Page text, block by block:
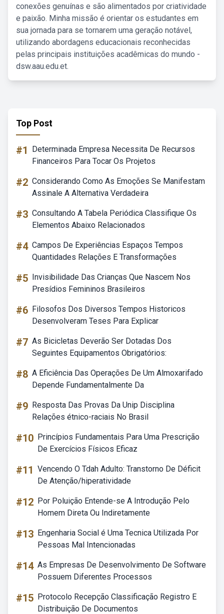
conexões genuínas e são alimentados por criatividade
e paixão. Minha missão é orientar os estudantes em
sua jornada para se tornarem uma geração notável,
utilizando abordagens educacionais reconhecidas
pelas principais instituições acadêmicas do mundo -
dsw.aau.edu.et.
Top Post
#1
Determinada Empresa Necessita De Recursos
Financeiros Para Tocar Os Projetos
#2 Considerando Como As Emoções Se Manifestam
Assinale A Alternativa Verdadeira
#3 Consultando A Tabela Periódica Classifique Os
Elementos Abaixo Relacionados
#4 Campos De Experiências Espaços Tempos
Quantidades Relações E Transformações
#5 Invisibilidade Das Crianças Que Nascem Nos
Presídios Femininos Brasileiros
#6 Filosofos Dos Diversos Tempos Historicos
Desenvolveram Teses Para Explicar
#7 As Bicicletas Deverão Ser Dotadas Dos
Seguintes Equipamentos Obrigatórios:
#8 A Eficiência Das Operações De Um Almoxarifado
Depende Fundamentalmente Da
#9 Resposta Das Provas Da Unip Disciplina
Relações étnico-raciais No Brasil
#10 Princípios Fundamentais Para Uma Prescrição
De Exercícios Físicos Eficaz
#11 Vencendo O Tdah Adulto: Transtorno De Déficit
De Atenção/hiperatividade
#12 Por Poluição Entende-se A Introdução Pelo
Homem Direta Ou Indiretamente
#13 Engenharia Social é Uma Tecnica Utilizada Por
Pessoas Mal Intencionadas
#14 As Empresas De Desenvolvimento De Software
Possuem Diferentes Processos
#15 Protocolo Recepção Classificação Registro E
Distribuição De Documentos